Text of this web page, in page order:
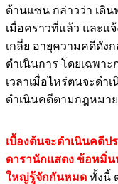
ด้านแซน กล่าวว่า เดิ
เมื่อคราวที่แล้ว และแ
เกลี่ย อายุความคดีดัง
ดำเนินการ โดยเฉพา
เวลาเมื่อไหร่ตนจะดำ
ดำเนินคดีตามกฎหมา
เบื้องต้นจะดำเนินคดี
ดารานักแสดง ข้อหมิ่น
ใหญ่รู้จักกันหมด ทั้งนี้